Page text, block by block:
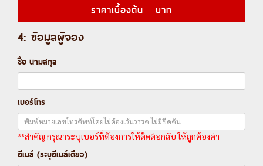
ราคาเบื้องต้น - บาท
4: ข้อมูลผู้จอง
ชื่อ นามสกุล
เบอร์โทร
**สำคัญ กรุณาระบุเบอร์ที่ต้องการให้ติดต่อกลับ ให้ถูกต้องค่า
อีเมล์ (ระบุอีเมล์เดียว)